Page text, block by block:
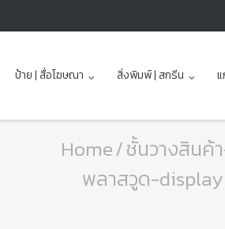
ป้าย | สื่อโฆษณา สิ่งพิมพ์ | สกรีน
Home/ชั้นวางสินค้
พลาสวูด-